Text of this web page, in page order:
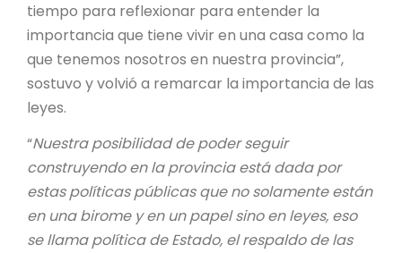
tiempo para reflexionar para entender la
importancia que tiene vivir en una casa como la
que tenemos nosotros en nuestra provincia”,
sostuvo y volvió a remarcar la importancia de las
leyes.
“Nuestra posibilidad de poder seguir
construyendo en la provincia está dada por
estas políticas públicas que no solamente están
en una birome y en un papel sino en leyes, eso
se llama política de Estado, el respaldo de las